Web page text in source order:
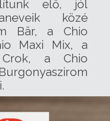
elő, jól
közé
Bär, a Chio
Maxi Mix, a
a Chio